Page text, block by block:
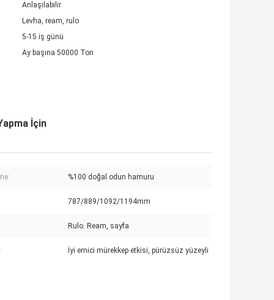
Anlaşılabilir
Levha, ream, rulo
5-15 iş günü
Ay başına 50000 Ton
İçin
%100 doğal odun hamuru
787/889/1092/1194mm
Rulo. Ream, sayfa
İyi emici mürekkep etkisi, pürüzsüz yüzeyli